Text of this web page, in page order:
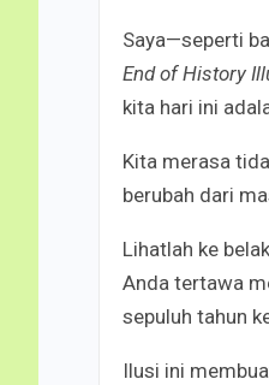
Saya—seperti
End of History
kita hari ini
Kita merasa
berubah dari
Lihatlah ke
Anda tertawa
sepuluh tahun
Ilusi ini